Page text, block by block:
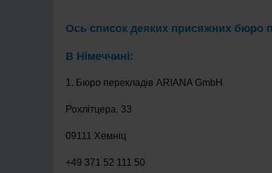
Ось список деяких присяжних бюро
В Німеччині:
1. Бюро перекладів ARIANA GmbH
Рохлітцера, 33
09111 Хемніц
+49 371 52 111 50